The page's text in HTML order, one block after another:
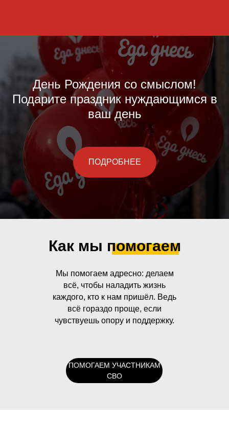
День Рождения со смыслом!
Подарите праздник нуждающимся в
ваш день
ПОДРОБНЕЕ
Как мы помогаем
ПОМОГАЕМ УЧАСТНИКАМ
СВО
Мы помогаем адресно: делаем
всё, чтобы наладить жизнь
каждого, кто к нам пришёл. Ведь
всё гораздо проще, если
чувствуешь опору и поддержку.